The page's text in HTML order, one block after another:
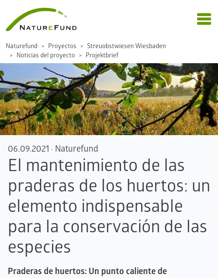
Naturefund Proyectos
Streuobstwiesen Wiesbaden
Noticias del proyecto
Projektbrief
06.09.2021 · Naturefund
El mantenimiento de las
praderas de los huertos: un
elemento indispensable
para la conservación de las
especies
Praderas de huertos: Un punto caliente de